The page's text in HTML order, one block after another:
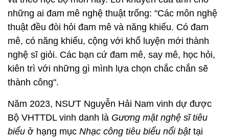
những ai đam mê nghệ thuật trống: "Các môn nghệ
thuật đều đòi hỏi đam mê và năng khiếu. Có đam
mê, có năng khiếu, cộng với khổ luyện mới thành
nghệ sĩ giỏi. Các bạn cứ đam mê, say mê, học hỏi,
kiên trì với những gì mình lựa chọn chắc chắn sẽ
thành công".
Năm 2023, NSƯT Nguyễn Hải Nam vinh dự được
Bộ VHTTDL vinh danh là Gương mặt nghệ sĩ tiêu
biểu ở hạng mục Nhạc công tiêu biểu nổi bật tại